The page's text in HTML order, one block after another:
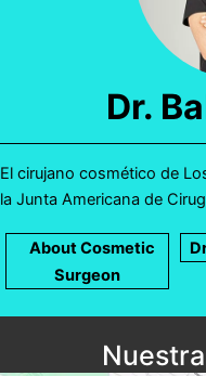
Dr.
El cirujano cosmético de
la Junta Americana de
About Cosmetic
Surgeon